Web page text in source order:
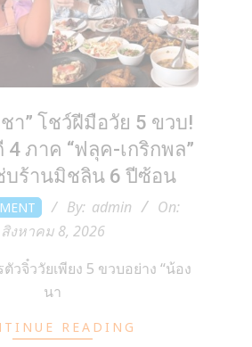
า” โชว์ฝีมือวัย 5 ขวบ!
4 ภาค “ฟลุค-เกริกพล”
ร้านมิชลิน 6 ปีซ้อน
By: admin
On:
สิงหาคม 8, 2026
วจิ๋ววัยเพียง 5 ขวบอย่าง “น้อง
นา
READING